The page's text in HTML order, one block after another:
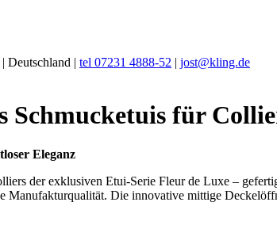
Deutschland | tel 07231 4888-52 | jost@kling.de
Schmucketuis für
Eleganz
der exklusiven Etui-Serie Fleur de Luxe –
Manufakturqualität. Die innovative mittige